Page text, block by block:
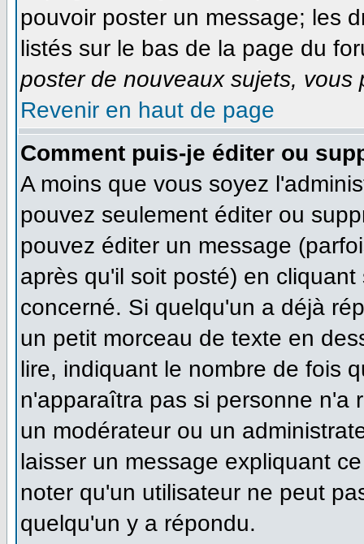
pouvoir poster un message; les
listés sur le bas de la page du
poster de nouveaux sujets, vous
Revenir en haut de page
Comment puis-je éditer ou
A moins que vous soyez
pouvez seulement éditer ou
pouvez éditer un message
après qu'il soit posté) en
concerné. Si quelqu'un a déjà
un petit morceau de texte en
lire, indiquant le nombre de fois
n'apparaîtra pas si personne n'a
un modérateur ou un
laisser un message expliquant
noter qu'un utilisateur ne peut
quelqu'un y a répondu.